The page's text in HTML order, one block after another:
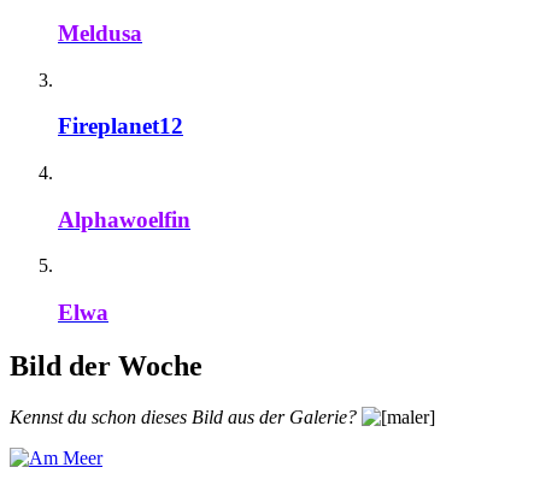
Meldusa
Fireplanet12
Alphawoelfin
Elwa
Bild der Woche
Kennst du schon dieses Bild aus der Galerie?